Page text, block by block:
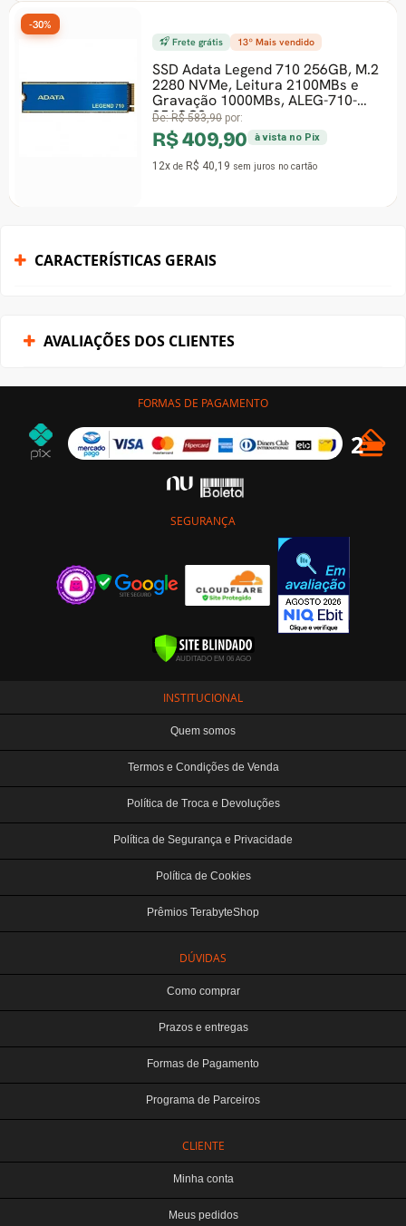
Frete grátis 13º Mais vendido
SSD Adata Legend 710 256GB, M.2
2280 NVMe, Leitura 2100MBs e
Gravação 1000MBs, ALEG-710-
256GCS
R$ 583,90por:
R$ 409,90 à vista no Pix
deR$ 40,19sem juros no cartão
-30%
CARACTERÍSTICAS GERAIS
AVALIAÇÕES DOS CLIENTES
FORMAS DE PAGAMENTO
SEGURANÇA
INSTITUCIONAL
Quem somos
Termos e Condições de Venda
Política de Troca e Devoluções
Política de Segurança e Privacidade
Política de Cookies
Prêmios TerabyteShop
DÚVIDAS
Como comprar
Prazos e entregas
Formas de Pagamento
Programa de Parceiros
CLIENTE
Minha conta
Meus pedidos